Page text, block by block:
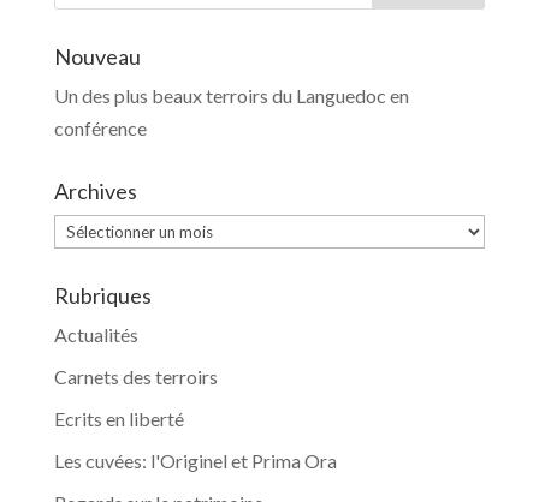
Nouveau
Un des plus beaux terroirs du Languedoc en
conférence
Archives
Archives
Rubriques
Actualités
Carnets des terroirs
Ecrits en liberté
Les cuvées: l'Originel et Prima Ora